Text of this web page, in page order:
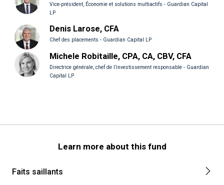
Vice-président, Économie et solutions multiactifs - Guardian Capital
LP
Denis Larose, CFA
Chef des placements - Guardian Capital LP
Michele Robitaille, CPA, CA, CBV, CFA
Directrice générale, chef de l’investissement responsable - Guardian
Capital LP
Learn more about this fund
Faits saillants